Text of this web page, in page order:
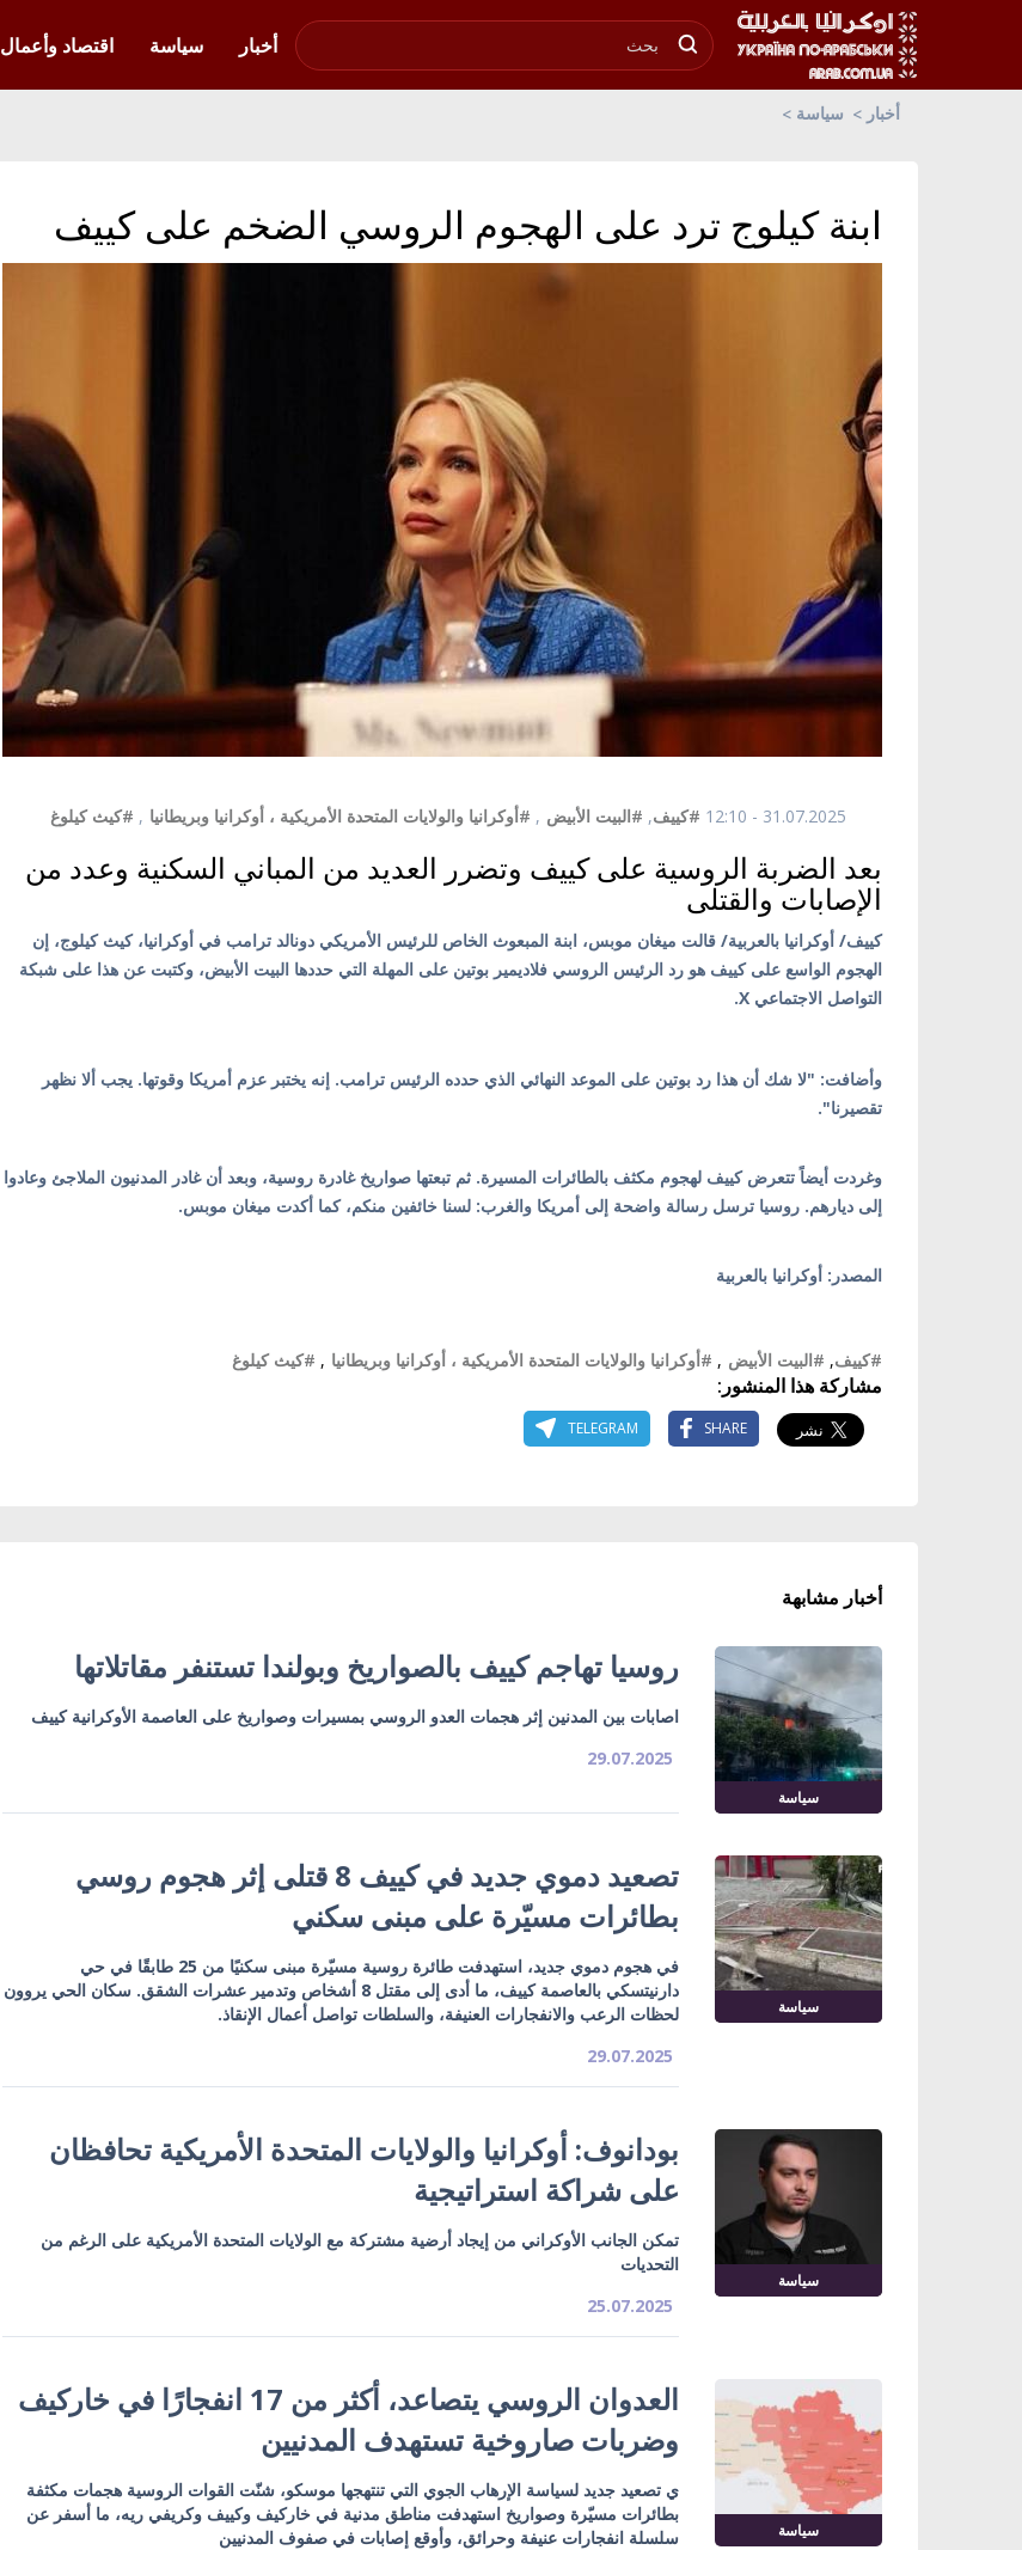
أخبار
سياسة اقتصاد وأعمال
أخبار سياسة
ابنة كيلوج ترد على الهجوم الروسي الضخم على كييف
31.07.2025 - 12:10 #كييف, #البيت الأبيض , #أوكرانيا والولايات المتحدة الأمريكية ، أوكرانيا وبريطانيا , #كيث كيلوغ
بعد الضربة الروسية على كييف وتضرر العديد من المباني السكنية وعدد من
الإصابات والقتلى
كييف/ أوكرانيا بالعربية/ قالت ميغان موبس، ابنة المبعوث الخاص للرئيس الأمريكي دونالد ترامب في أوكرانيا، كيث كيلوج، إن
الهجوم الواسع على كييف هو رد الرئيس الروسي فلاديمير بوتين على المهلة التي حددها البيت الأبيض، وكتبت عن هذا على شبكة
التواصل الاجتماعي X.
وأضافت: "لا شك أن هذا رد بوتين على الموعد النهائي الذي حدده الرئيس ترامب. إنه يختبر عزم أمريكا وقوتها. يجب ألا نظهر
تقصيرنا".
وغردت أيضاً تتعرض كييف لهجوم مكثف بالطائرات المسيرة. ثم تبعتها صواريخ غادرة روسية، وبعد أن غادر المدنيون الملاجئ وعادوا
إلى ديارهم. روسيا ترسل رسالة واضحة إلى أمريكا والغرب: لسنا خائفين منكم، كما أكدت ميغان موبس.
المصدر: أوكرانيا بالعربية
#كييف, #البيت الأبيض , #أوكرانيا والولايات المتحدة الأمريكية ، أوكرانيا وبريطانيا , #كيث كيلوغ
مشاركة هذا المنشور:
SHARE
TELEGRAM
أخبار مشابهة
سياسة
روسيا تهاجم كييف بالصواريخ وبولندا تستنفر مقاتلاتها
اصابات بين المدنين إثر هجمات العدو الروسي بمسيرات وصواريخ على العاصمة الأوكرانية كييف
29.07.2025
سياسة
تصعيد دموي جديد في كييف 8 قتلى إثر هجوم روسي
بطائرات مسيّرة على مبنى سكني
في هجوم دموي جديد، استهدفت طائرة روسية مسيّرة مبنى سكنيًا من 25 طابقًا في حي
دارنيتسكي بالعاصمة كييف، ما أدى إلى مقتل 8 أشخاص وتدمير عشرات الشقق. سكان الحي يروون
لحظات الرعب والانفجارات العنيفة، والسلطات تواصل أعمال الإنقاذ.
29.07.2025
سياسة
بودانوف: أوكرانيا والولايات المتحدة الأمريكية تحافظان
على شراكة استراتيجية
تمكن الجانب الأوكراني من إيجاد أرضية مشتركة مع الولايات المتحدة الأمريكية على الرغم من
التحديات
25.07.2025
سياسة
العدوان الروسي يتصاعد، أكثر من 17 انفجارًا في خاركيف
وضربات صاروخية تستهدف المدنيين
ي تصعيد جديد لسياسة الإرهاب الجوي التي تنتهجها موسكو، شنّت القوات الروسية هجمات مكثفة
بطائرات مسيّرة وصواريخ استهدفت مناطق مدنية في خاركيف وكييف وكريفي ريه، ما أسفر عن
سلسلة انفجارات عنيفة وحرائق، وأوقع إصابات في صفوف المدنيين